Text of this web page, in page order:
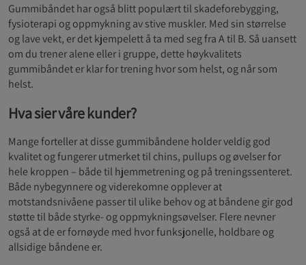
Gummibåndet har også blitt populært til skadeforebygging,
fysioterapi og oppmykning av stive muskler. Med sin størrelse
og lave vekt, er det kjempelett å ta med seg fra A til B. Så uansett
om du trener alene eller i gruppe, dette høykvalitets
gummibåndet er klar for trening hvor som helst, og når som
helst.
Hva sier våre kunder?
Mange forteller at disse gummibåndene holder veldig god
kvalitet og fungerer utmerket til chins, pullups og øvelser for
hele kroppen – både til hjemmetrening og på treningssenteret.
Både nybegynnere og viderekomne opplever at
motstandsnivåene passer til ulike behov og at båndene gir god
støtte til både styrke- og oppmykningsøvelser. Flere nevner
også at de er fornøyde med hvor funksjonelle, holdbare og
allsidige båndene er.